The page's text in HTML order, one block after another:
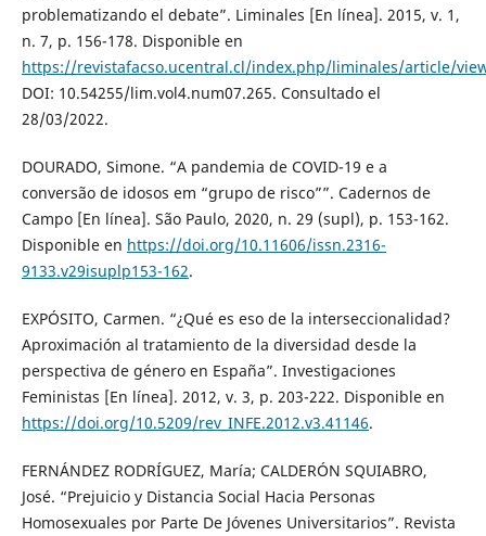
problematizando el debate”. Liminales [En línea]. 2015, v. 1,
n. 7, p. 156-178. Disponible en
https://revistafacso.ucentral.cl/index.php/liminales/article/
DOI: 10.54255/lim.vol4.num07.265. Consultado el
28/03/2022.
DOURADO, Simone. “A pandemia de COVID-19 e a
conversão de idosos em “grupo de risco””. Cadernos de
Campo [En línea]. São Paulo, 2020, n. 29 (supl), p. 153-162.
Disponible en https://doi.org/10.11606/issn.2316-
9133.v29isuplp153-162.
EXPÓSITO, Carmen. “¿Qué es eso de la interseccionalidad?
Aproximación al tratamiento de la diversidad desde la
perspectiva de género en España”. Investigaciones
Feministas [En línea]. 2012, v. 3, p. 203-222. Disponible en
https://doi.org/10.5209/rev_INFE.2012.v3.41146.
FERNÁNDEZ RODRÍGUEZ, María; CALDERÓN SQUIABRO,
José. “Prejuicio y Distancia Social Hacia Personas
Homosexuales por Parte De Jóvenes Universitarios”. Revista